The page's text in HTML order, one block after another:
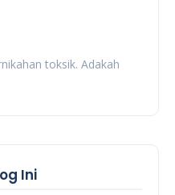
toksik. Adakah
Ini